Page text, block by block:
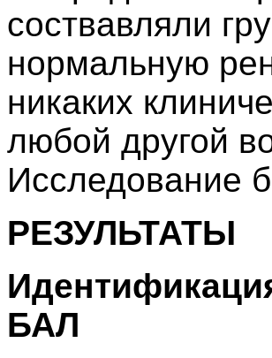
соствавляли
нормальную
никаких
любой другой
Исследование
РЕЗУЛЬТАТЫ
БАЛ